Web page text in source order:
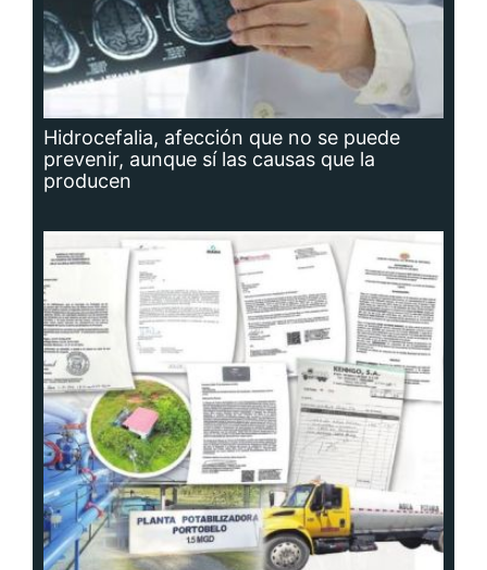
Hidrocefalia, afección que no se puede
prevenir, aunque sí las causas que la
producen